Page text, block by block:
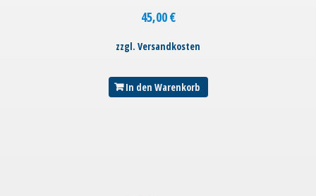
45,00€
zzgl. Versandkosten
In den Warenkorb